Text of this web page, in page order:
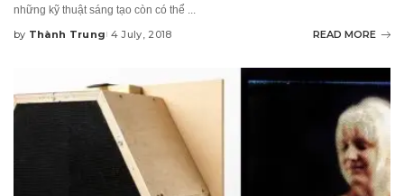
những kỹ thuật sáng tạo còn có thể ...
Posted
by Thành Trung 4 July, 2018 READ MORE